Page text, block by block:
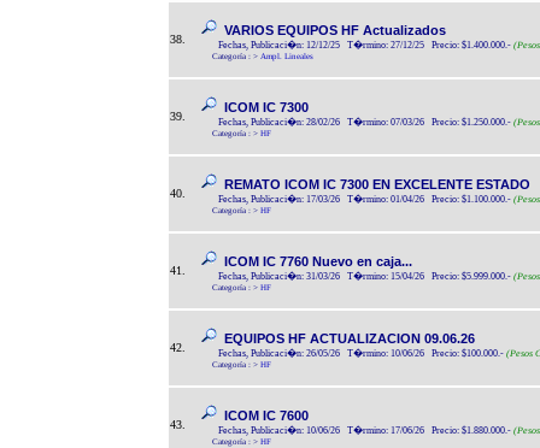
38.
VARIOS EQUIPOS HF Actualizados
Fechas, Publicaci�n: 12/12/25 T�rmino: 27/12/25 Precio: $1.400.000.-
Categoría : > Ampl. Lineales
39.
ICOM IC 7300
Fechas, Publicaci�n: 28/02/26 T�rmino: 07/03/26 Precio: $1.250.000.-
Categoría : > HF
40.
REMATO ICOM IC 7300 EN EXCELENTE ESTADO
Fechas, Publicaci�n: 17/03/26 T�rmino: 01/04/26 Precio: $1.100.000.-
Categoría : > HF
41.
ICOM IC 7760 Nuevo en caja...
Fechas, Publicaci�n: 31/03/26 T�rmino: 15/04/26 Precio: $5.999.000.-
Categoría : > HF
42.
EQUIPOS HF ACTUALIZACION 09.06.26
Fechas, Publicaci�n: 26/05/26 T�rmino: 10/06/26 Precio: $100.000.- (Pesos
Categoría : > HF
43.
ICOM IC 7600
Fechas, Publicaci�n: 10/06/26 T�rmino: 17/06/26 Precio: $1.880.000.-
Categoría : > HF